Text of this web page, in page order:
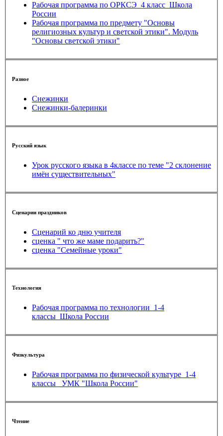
Рабочая программа по ОРКСЭ_4 класс_Школа
России
Рабочая программа по предмету "Основы
религиозных культур и светской этики". Модуль
"Основы светской этики"
Разное
Снежинки
Снежинки-балеринки
Русский язык
Урок русского языка в 4классе по теме "2 склонение
имён существительных"
Сценарии праздников
Сценарий ко дню учителя
сценка " что же маме подарить?"
сценка "Семейные уроки"
Технология
Рабочая программа по технологии_1-4
классы_Школа России
Физкультура
Рабочая программа по физической культуре_1-4
классы_ УМК "Школа России"
Чтение